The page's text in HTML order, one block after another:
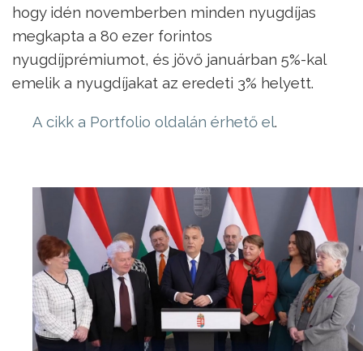
hogy idén novemberben minden nyugdíjas
megkapta a 80 ezer forintos
nyugdíjprémiumot, és jövő januárban 5%-kal
emelik a nyugdíjakat az eredeti 3% helyett.
A cikk a Portfolio oldalán érhető el.